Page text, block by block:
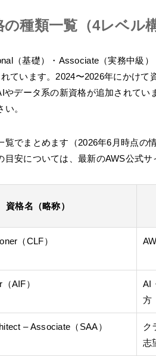
種類一覧（4レベル構
（基礎）・Associate（実務中級
ています。2024〜2026年にかけて
やデータ系の新資格が追加されてい
。
覧でまとめます（2026年6月時点
目安については、最新のAWS公式サ
資格名（略称）
（CLF）
AIF）
AI
方
– Associate（SAA）
ク
志